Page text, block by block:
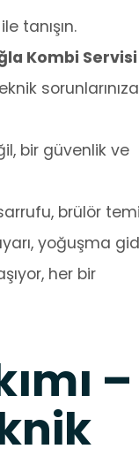
tanışın.
Kombi Servisi
sorunlarınıza
bir güvenlik ve
brülör
yoğuşma
her bir
–